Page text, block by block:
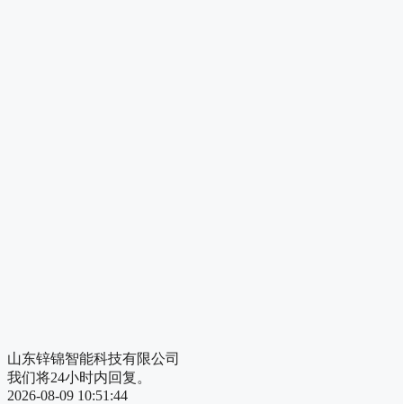
山东锌锦智能科技有限公司
我们将24小时内回复。
2026-08-09 10:51:44